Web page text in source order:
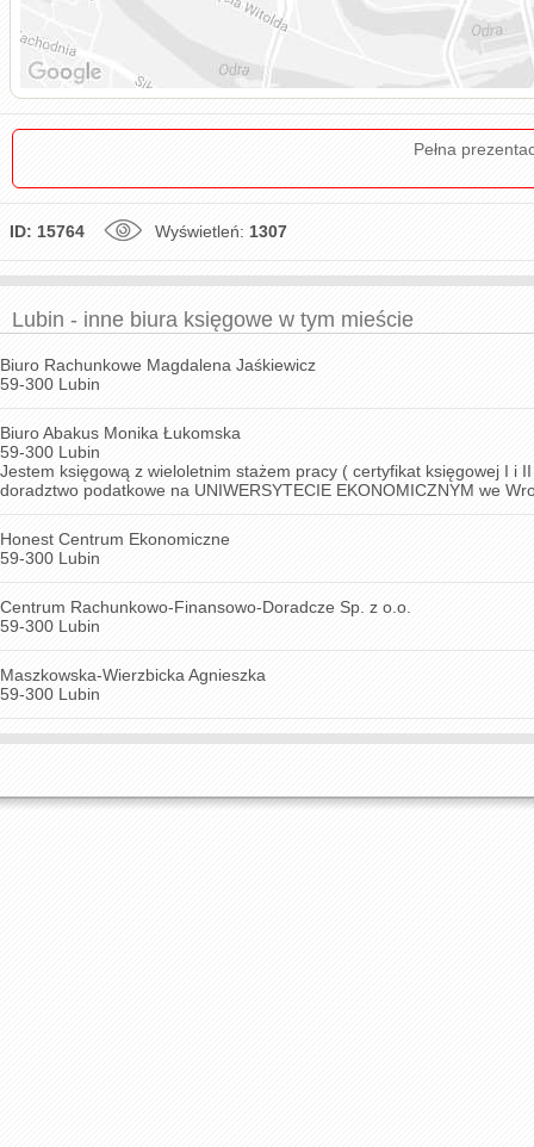
Pełna
ID: 15764 Wyświetleń: 1307
Lubin - inne biura księgowe w tym mieście
Biuro Rachunkowe Magdalena Jaśkiewicz
59-300 Lubin
Biuro Abakus Monika Łukomska
59-300 Lubin
Jestem księgową z wieloletnim stażem pracy ( certyfikat księgowej I i
doradztwo podatkowe na UNIWERSYTECIE EKONOMICZNYM we
Honest Centrum Ekonomiczne
59-300 Lubin
Centrum Rachunkowo-Finansowo-Doradcze Sp. z o.o.
59-300 Lubin
Maszkowska-Wierzbicka Agnieszka
59-300 Lubin